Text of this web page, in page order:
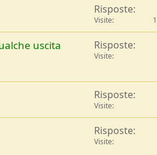
Risposte
Visite
uscita
Risposte
Visite
Risposte
Visite
Risposte
Visite